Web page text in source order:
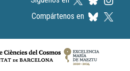
Compártenos en